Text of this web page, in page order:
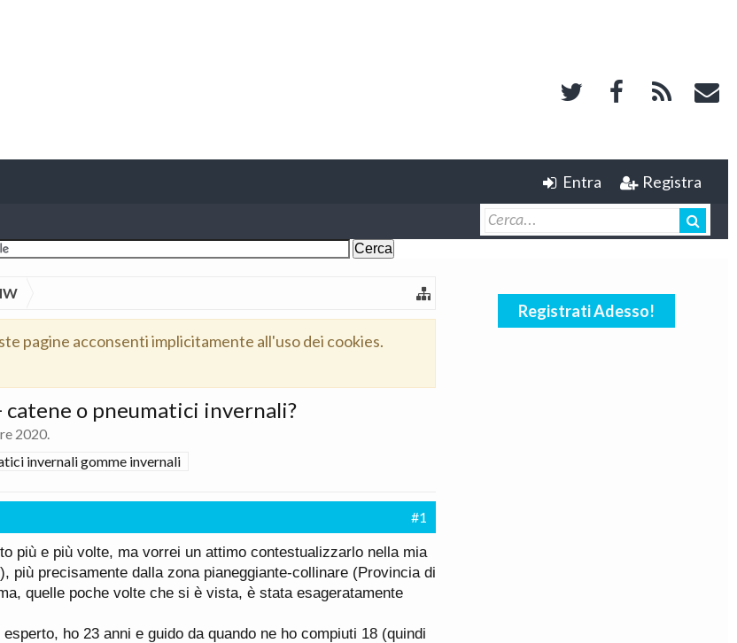
Entra Registra
pagine acconsenti implicitamente all'uso dei cookies.
o pneumatici invernali?
2020.
invernali gomme invernali
#1
più e più volte, ma vorrei un attimo contestualizzarlo nella mia
), più precisamente dalla zona pianeggiante-collinare (Provincia di
quelle poche volte che si è vista, è stata esageratamente
ho 23 anni e guido da quando ne ho compiuti 18 (quindi
Registrati Adesso!